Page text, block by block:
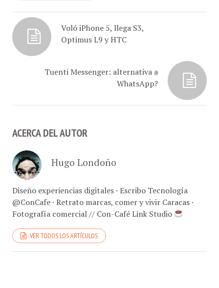
Galaxy SIII es el
smartphone mas…
Voló iPhone 5, llega S3,
Optimus L9 y HTC
Tuenti Messenger: alternativa a
WhatsApp?
ACERCA DEL AUTOR
Hugo Londoño
Diseño experiencias digitales · Escribo Tecnología
@ConCafe · Retrato marcas, comer y vivir Caracas ·
Fotografía comercial // Con-Café Link Studio
VER TODOS LOS ARTÍCULOS